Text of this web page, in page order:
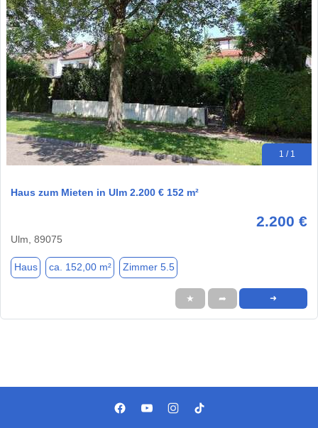
1 / 1
Haus zum Mieten in Ulm 2.200 € 152 m²
2.200 €
Ulm, 89075
Haus ca. 152,00 m² Zimmer 5.5
★ ➦ ➜